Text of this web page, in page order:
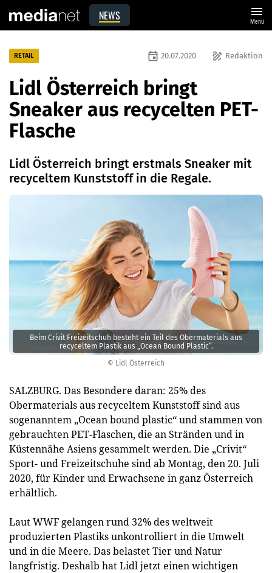
NEWS menu
Menü
© Lidl Österreich
Beim Crivit Freizeitschuh besteht ein Teil des Obermaterials aus
recyceltem Plastik aus „Ocean Bound Plastic“.
RETAIL draw Redaktion
event 20.07.2020
Lidl Österreich bringt
Sneaker aus recycelten PET-
Flasche
Lidl Österreich bringt erstmals Sneaker mit
recyceltem Kunststoff in die Regale.
SALZBURG. Das Besondere daran: 25% des
Obermaterials aus recyceltem Kunststoff sind aus
sogenanntem „Ocean bound plastic“ und stammen von
gebrauchten PET-Flaschen, die an Stränden und in
Küstennähe Asiens gesammelt werden. Die „Crivit“
Sport- und Freizeitschuhe sind ab Montag, den 20. Juli
2020, für Kinder und Erwachsene in ganz Österreich
erhältlich.
Laut WWF gelangen rund 32% des weltweit
produzierten Plastiks unkontrolliert in die Umwelt
und in die Meere. Das belastet Tier und Natur
langfristig. Deshalb hat Lidl jetzt einen wichtigen